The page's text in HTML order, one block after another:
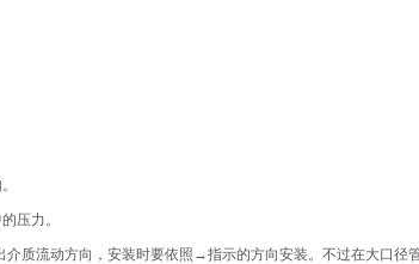
压力。
质流动方向，安装时要依照→指示的方向安装。不过在大口径